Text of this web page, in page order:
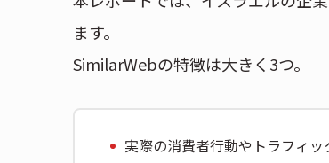
ます。
SimilarWebの特徴は大きく3つ。
実際の消費者行動やトラフィ